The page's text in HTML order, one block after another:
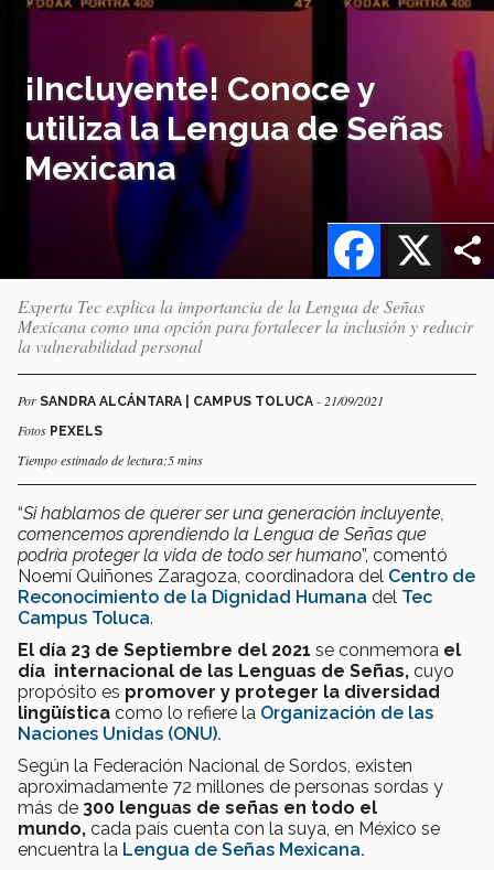
¡Incluyente! Conoce y
utiliza la Lengua de Señas
Mexicana
X
Facebook
Experta Tec explica la importancia de la Lengua de Señas
Mexicana como una opción para fortalecer la inclusión y reducir
la vulnerabilidad personal
Por SANDRA ALCÁNTARA | CAMPUS TOLUCA - 21/09/2021
Fotos PEXELS
Tiempo estimado de lectura:5 mins
“Si hablamos de querer ser una generación incluyente,
comencemos aprendiendo la Lengua de Señas que
podría proteger la vida de todo ser humano”, comentó
Noemí Quiñones Zaragoza, coordinadora del Centro de
Reconocimiento de la Dignidad Humana del Tec
Campus Toluca.
El día 23 de Septiembre del 2021 se conmemora el
día internacional de las Lenguas de Señas, cuyo
propósito es promover y proteger la diversidad
lingüística como lo refiere la Organización de las
Naciones Unidas (ONU).
Según la Federación Nacional de Sordos, existen
aproximadamente 72 millones de personas sordas y
más de 300 lenguas de señas en todo el
mundo, cada país cuenta con la suya, en México se
encuentra la Lengua de Señas Mexicana.